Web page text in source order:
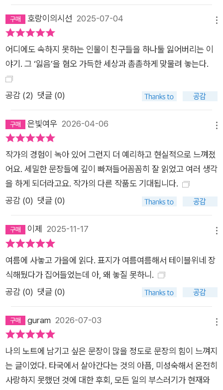
호랑이의시선 2025-07-04
어디에도 속하지 못하는 인물이 친구들을 하나둘 잃어버리는 이
야기. 그 ‘잃음’을 혐오 가득한 세상과 촘촘하게 맞물려 놓는다.
공감 (2) 댓글 (0)
은빛여우 2026-04-06
작가의 경험이 녹아 있어 그런지 더 예리하고 현실적으로 느껴졌
어요. 세밀한 문장들에 깊이 빠져들어꼼꼼히 잘 읽었고 여러 생각
을 하게 되더라고요. 작가의 다른 작품도 기대됩니다.
공감 (0) 댓글 (0)
이제 2025-11-17
여름에 사놓고 가을에 읽다. 표지가 여름여름해서 테이블위네 장
식해뒀다가 집어들었는데 아, 왜 놓질 못하니.
공감 (0) 댓글 (0)
guram 2026-07-03
나의 노트에 남기고 싶은 문장이 많을 정도로 문장의 힘이 느껴지
는 글이었다. 타국에서 살아간다는 것의 아픔, 미성숙해서 온전히
사랑하지 못했던 것에 대한 후회, 모든 일의 부스러기가 현재와